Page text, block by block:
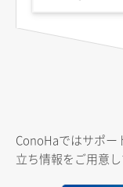
ConoHaではサポ
立ち情報をご用意